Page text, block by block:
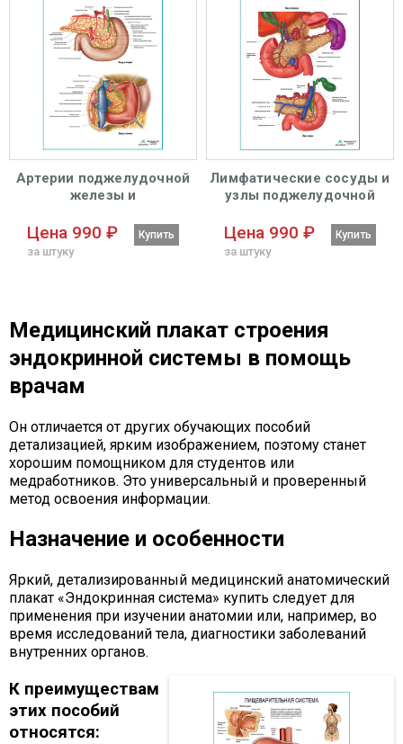
Артерии поджелудочной
железы и
кишки плакат глянцевый
А1+/А2+
Цена 990 ₽
за штуку
Купить
Лимфатические сосуды и
узлы поджелудочной
А1+/А2+
Цена 990 ₽
за штуку
Купить
Медицинский плакат строения
эндокринной системы в помощь
врачам
Он отличается от других обучающих пособий
детализацией, ярким изображением, поэтому станет
хорошим помощником для студентов или
медработников. Это универсальный и проверенный
метод освоения информации.
Назначение и особенности
Яркий, детализированный медицинский анатомический
плакат «Эндокринная система» купить следует для
применения при изучении анатомии или, например, во
время исследований тела, диагностики заболеваний
внутренних органов.
К преимуществам
этих пособий
относятся: